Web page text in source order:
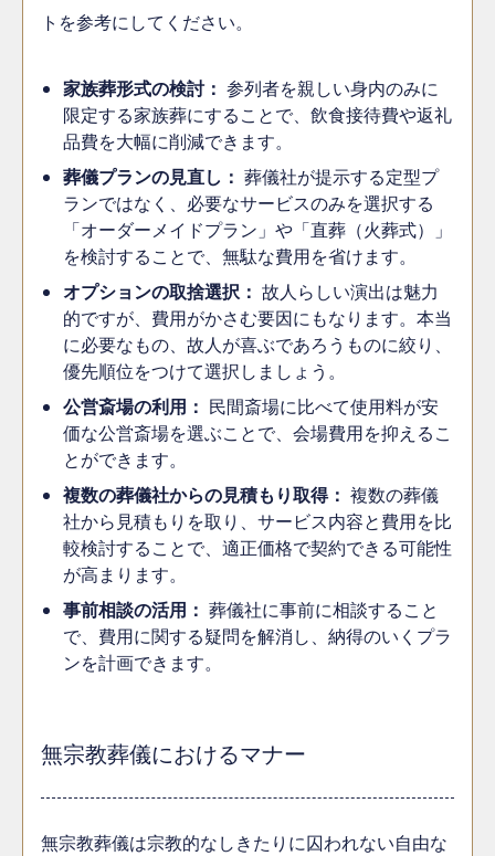
トを参考にしてください。
家族葬形式の検討： 参列者を親しい身内のみに
限定する家族葬にすることで、飲食接待費や返礼
品費を大幅に削減できます。
葬儀プランの見直し： 葬儀社が提示する定型プ
ランではなく、必要なサービスのみを選択する
「オーダーメイドプラン」や「直葬（火葬式）」
を検討することで、無駄な費用を省けます。
オプションの取捨選択： 故人らしい演出は魅力
的ですが、費用がかさむ要因にもなります。本当
に必要なもの、故人が喜ぶであろうものに絞り、
優先順位をつけて選択しましょう。
公営斎場の利用： 民間斎場に比べて使用料が安
価な公営斎場を選ぶことで、会場費用を抑えるこ
とができます。
複数の葬儀社からの見積もり取得： 複数の葬儀
社から見積もりを取り、サービス内容と費用を比
較検討することで、適正価格で契約できる可能性
が高まります。
事前相談の活用： 葬儀社に事前に相談すること
で、費用に関する疑問を解消し、納得のいくプラ
ンを計画できます。
無宗教葬儀におけるマナー
無宗教葬儀は宗教的なしきたりに囚われない自由な